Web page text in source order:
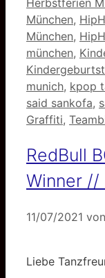
Herbstferien
München,
München,
münchen,
munich, kpop
said sankofa,
Graffiti,
RedBull
Winner //
11/07/2021 von
Liebe